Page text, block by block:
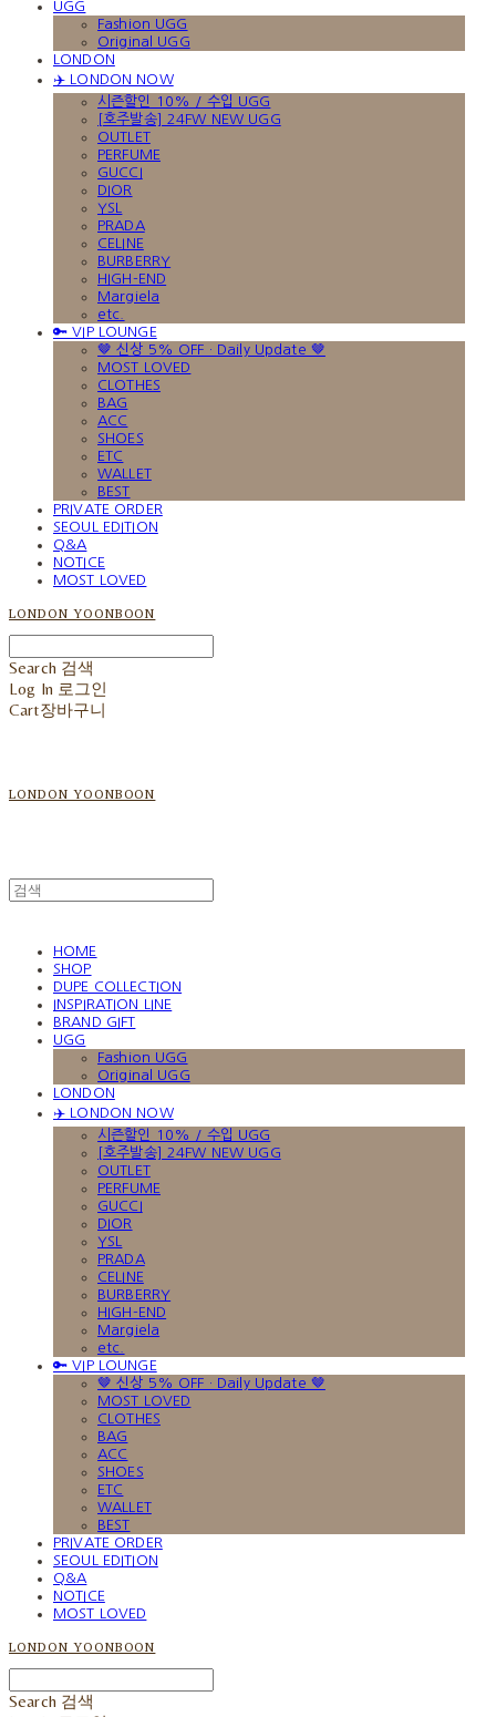
UGG
Fashion UGG
Original UGG
LONDON
✈️ LONDON NOW
시즌할인 10% / 수입 UGG
[호주발송] 24FW NEW UGG
OUTLET
PERFUME
GUCCI
DIOR
YSL
PRADA
CELINE
BURBERRY
HIGH-END
Margiela
etc.
🔑 VIP LOUNGE
🤎 신상 5% OFF · Daily Update 🤎
MOST LOVED
CLOTHES
BAG
ACC
SHOES
ETC
WALLET
BEST
PRIVATE ORDER
SEOUL EDITION
Q&A
NOTICE
MOST LOVED
LONDON YOONBOON
Search 검색
Log In 로그인
Cart장바구니
LONDON YOONBOON
HOME
SHOP
DUPE COLLECTION
INSPIRATION LINE
BRAND GIFT
UGG
Fashion UGG
Original UGG
LONDON
✈️ LONDON NOW
시즌할인 10% / 수입 UGG
[호주발송] 24FW NEW UGG
OUTLET
PERFUME
GUCCI
DIOR
YSL
PRADA
CELINE
BURBERRY
HIGH-END
Margiela
etc.
🔑 VIP LOUNGE
🤎 신상 5% OFF · Daily Update 🤎
MOST LOVED
CLOTHES
BAG
ACC
SHOES
ETC
WALLET
BEST
PRIVATE ORDER
SEOUL EDITION
Q&A
NOTICE
MOST LOVED
LONDON YOONBOON
Search 검색